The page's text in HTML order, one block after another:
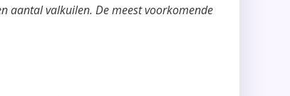
aantal valkuilen. De meest voorkomende